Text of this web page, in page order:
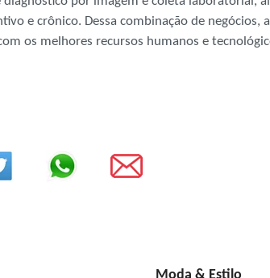
e crônico. Dessa combinação de negócios,
os melhores recursos humanos e